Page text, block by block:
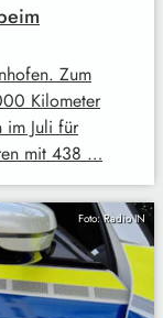
Zum
Kilometer
im Juli für
mit 438 …
Foto: Radio IN